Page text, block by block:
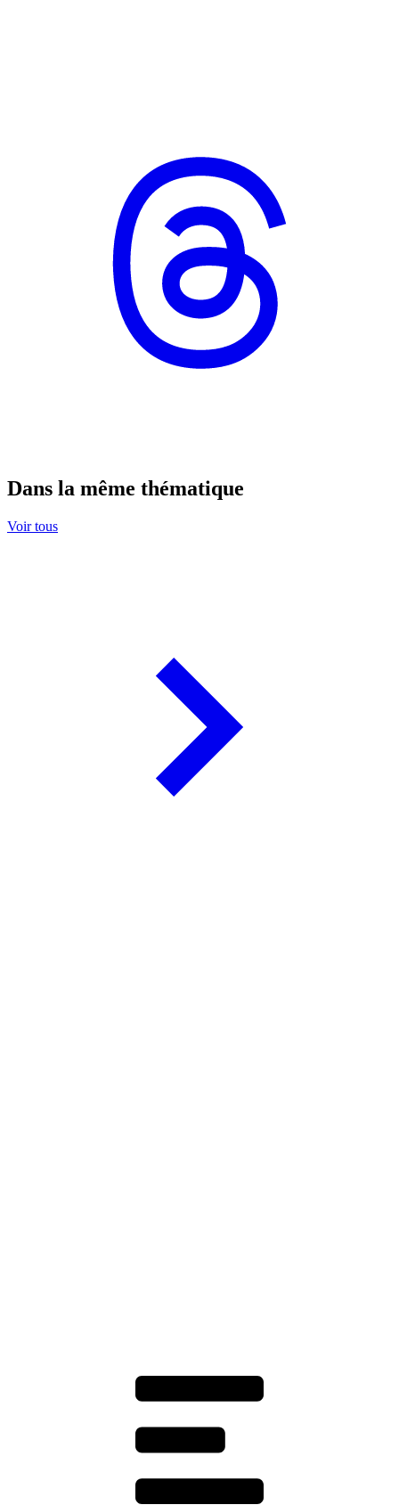
Dans la même thématique
Voir tous